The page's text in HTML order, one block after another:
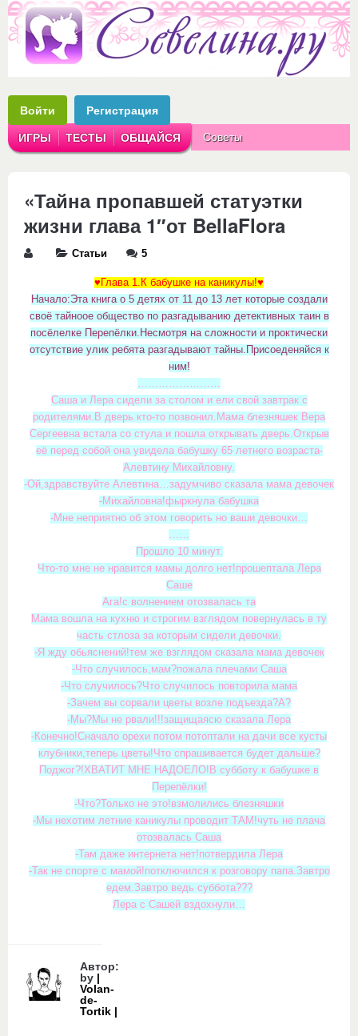
Войти Регистрация
ИГРЫ ТЕСТЫ ОБЩАЙСЯ Советы
«Тайна пропавшей статуэтки
жизни глава 1″от BellaFlora
Статьи 5
♥Глава 1.К бабушке на каникулы!♥
Начало:Эта книга о 5 детях от 11 до 13 лет которые создали
своё тайноое общество по разгадыванию детективных таин в
посёлелке Перепёлки.Несмотря на сложности и проктически
отсутствие улик ребята разгадывают тайны.Присоеденяйся к
ним!
……………………
Саша и Лера сидели за столом и ели свой завтрак с
родителями.В дверь кто-то позвонил.Мама блезняшек Вера
Сергеевна встала со стула и пошла открывать дверь.Открыв
её перед собой она увидела бабушку 65 летнего возраста-
Алевтину Михайловну.
-Ой,здравствуйте Алевтина…задумчиво сказала мама девочек
-Михайловна!фыркнула бабушка
-Мне неприятно об этом говорить но ваши девочки…
……
Прошло 10 минут.
Что-то мне не нравится мамы долго нет!прошептала Лера
Саше
Ага!с волнением отозвалась та
Мама вошла на кухню и строгим взглядом повернулась в ту
часть стлоза за которым сидели девочки.
-Я жду обьяснений!тем же взглядом сказала мама девочек
-Что случилось,мам?пожала плечами Саша
-Что случилось?Что случилось повторила мама
-Зачем вы сорвали цветы возле подъезда?А?
-Мы?Мы не рвали!!!защищаясю сказала Лера
-Конечно!Сначало орехи потом потоптали на дачи все кусты
клубники,теперь цветы!Что спрашивается будет дальше?
Поджог?!ХВАТИТ МНЕ НАДОЕЛО!В субботу к бабушке в
Перепёлки!
-Что?Только не это!взмолились блезняшки
-Мы нехотим летние каникулы проводит ТАМ!чуть не плача
отозвалась Саша
-Там даже интернета нет!потвердила Лера
-Так не спорте с мамой!потключился к розговору папа.Завтро
едем.Завтро ведь суббота???
Лера с Сашей вздохнули…
Автор:
by |
Volan-
de-
Tortik |